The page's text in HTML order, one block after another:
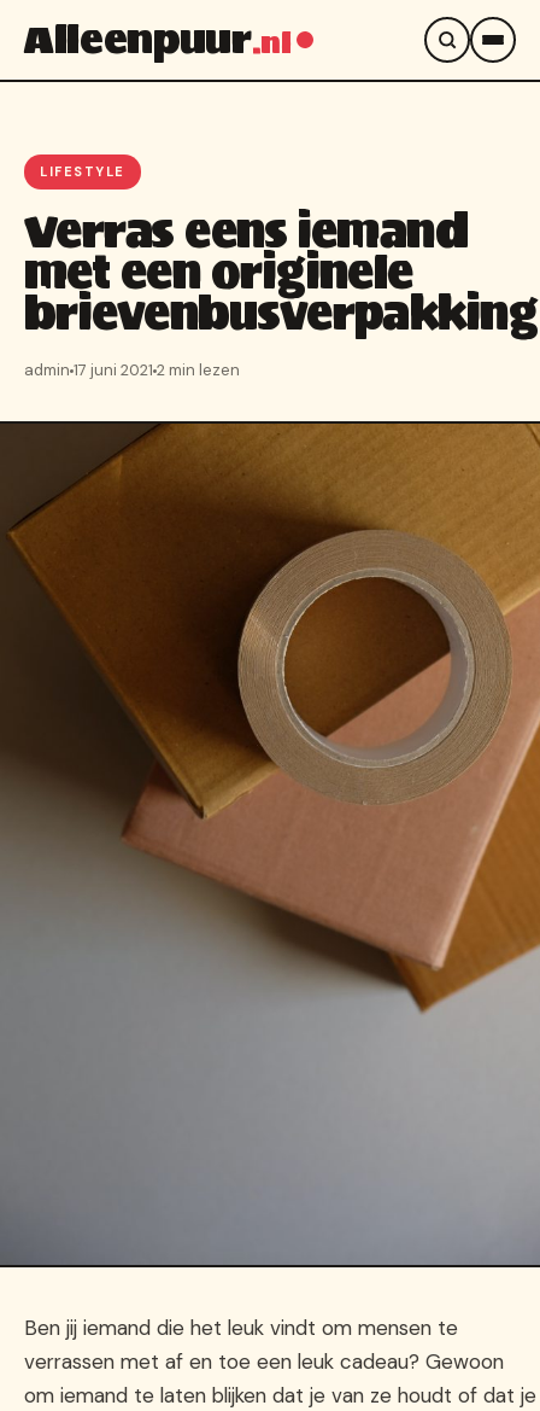
Alleenpuur.nl
LIFESTYLE
Verras eens iemand
met een originele
brievenbusverpakking
admin 17 juni 2021 2 min lezen
Ben jij iemand die het leuk vindt om mensen te
verrassen met af en toe een leuk cadeau? Gewoon
om iemand te laten blijken dat je van ze houdt of dat je